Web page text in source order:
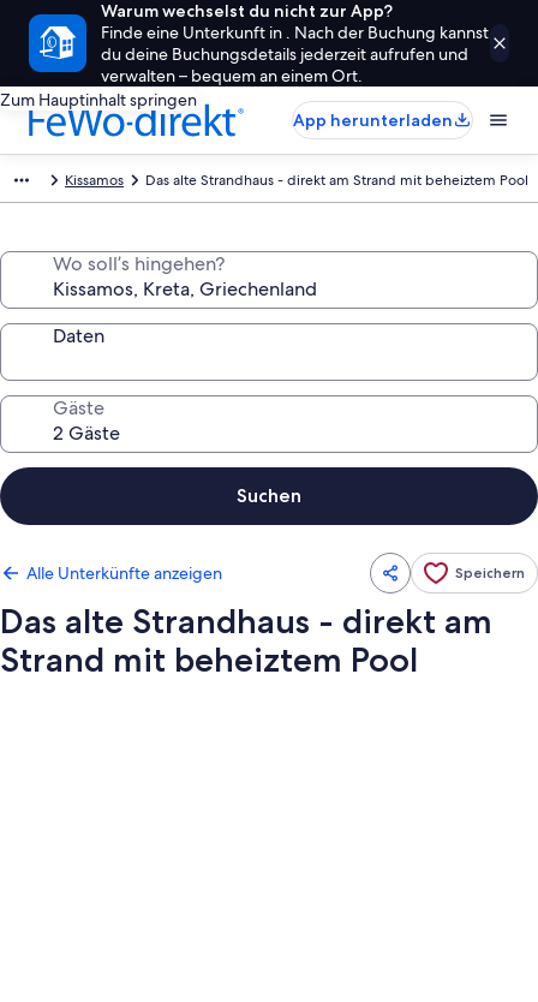
Warum wechselst du nicht zur App?
Finde eine Unterkunft in . Nach der Buchung kannst
du deine Buchungsdetails jederzeit aufrufen und
verwalten – bequem an einem Ort.
Zum Hauptinhalt springen
App herunterladen
Kissamos Das alte Strandhaus - direkt am Strand mit beheiztem Pool
Wo soll’s hingehen?
Daten
Gäste
Suchen
Alle Unterkünfte anzeigen Speichern
Das alte Strandhaus - direkt am
Strand mit beheiztem Pool